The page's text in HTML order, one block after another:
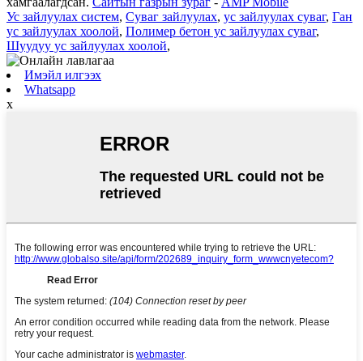
Ус зайлуулах систем, Суваг зайлуулах, ус зайлуулах суваг, Ган
ус зайлуулах хоолой, Полимер бетон ус зайлуулах суваг,
Шуудуу ус зайлуулах хоолой,
Имэйл илгээх
Whatsapp
x